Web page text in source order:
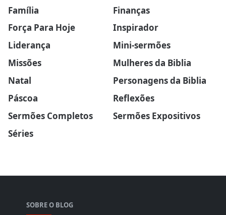
Família
Finanças
Força Para Hoje
Inspirador
Liderança
Mini-sermões
Missões
Mulheres da Biblia
Natal
Personagens da Biblia
Páscoa
Reflexões
Sermões Completos
Sermões Expositivos
Séries
SOBRE O BLOG